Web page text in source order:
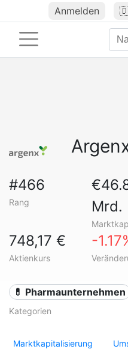
Anmelden
#466
Rang
Mrd.
748,17 €
Aktienkurs
-
💊 Pharmaunternehmen
Kategorien
Marktkapitalisierung